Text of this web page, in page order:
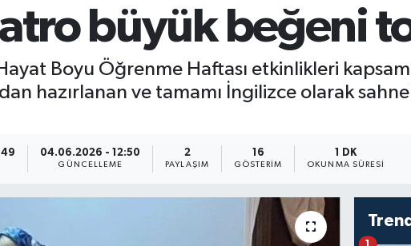
BİST100 %70
büyük beğeni
Boyu Öğrenme Haftası etkinlikleri
hazırlanan ve tamamı İngilizce olarak
04.06.2026 - 12:50
GÜNCELLEME
2
PAYLAŞIM
16
GÖSTERIM
1 DK
OKUNMA SÜRESI